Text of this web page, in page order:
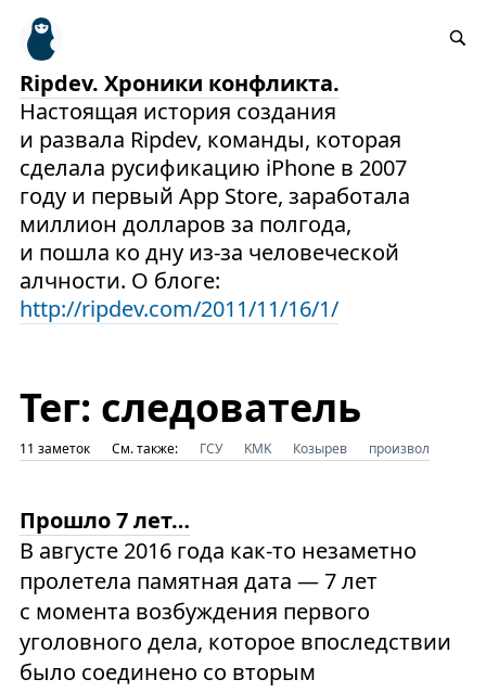
Ripdev. Хроники конфликта.
Настоящая история создания
и развала Ripdev, команды, которая
сделала русификацию iPhone в 2007
году и первый App Store, заработала
миллион долларов за полгода,
и пошла ко дну из-за человеческой
алчности. О блоге:
http://ripdev.com/2011/11/16/1/
Тег: следователь
11 заметок См. также: ГСУ KMK Козырев произвол
Прошло 7 лет…
В августе 2016 года как-то незаметно
пролетела памятная дата — 7 лет
с момента возбуждения первого
уголовного дела, которое впоследствии
было соединено со вторым